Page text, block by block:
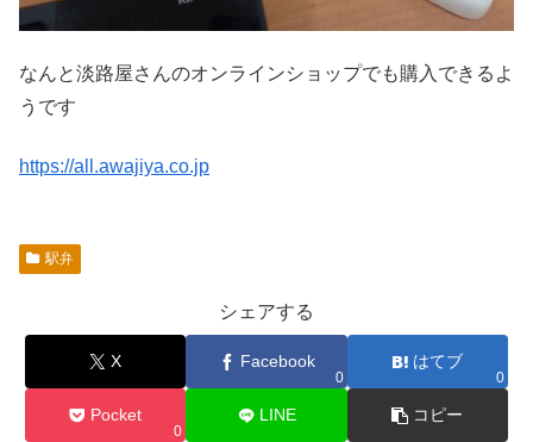
なんと淡路屋さんのオンラインショップでも購入できるよ
うです
https://all.awajiya.co.jp
駅弁
シェアする
X Facebook
0
はてブ
0
Pocket
0
LINE コピー